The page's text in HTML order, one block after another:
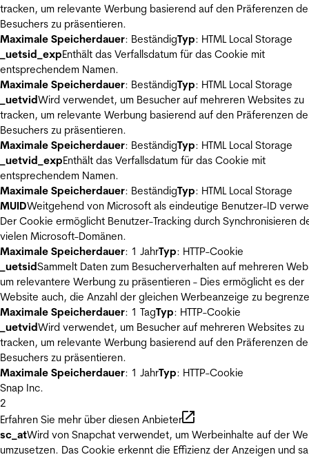
tracken, um relevante Werbung basierend auf den Präferenzen
Besuchers zu präsentieren.
Maximale Speicherdauer: BeständigTyp: HTML Local Storage
_uetsid_expEnthält das Verfallsdatum für das Cookie mit
entsprechendem Namen.
Maximale Speicherdauer: BeständigTyp: HTML Local Storage
_uetvidWird verwendet, um Besucher auf mehreren Websites zu
tracken, um relevante Werbung basierend auf den Präferenzen
Besuchers zu präsentieren.
Maximale Speicherdauer: BeständigTyp: HTML Local Storage
_uetvid_expEnthält das Verfallsdatum für das Cookie mit
entsprechendem Namen.
Maximale Speicherdauer: BeständigTyp: HTML Local Storage
MUIDWeitgehend von Microsoft als eindeutige Benutzer-ID
Der Cookie ermöglicht Benutzer-Tracking durch Synchronisieren
vielen Microsoft-Domänen.
Maximale Speicherdauer: 1 JahrTyp: HTTP-Cookie
_uetsidSammelt Daten zum Besucherverhalten auf mehreren
um relevantere Werbung zu präsentieren - Dies ermöglicht es der
Website auch, die Anzahl der gleichen Werbeanzeige zu
Maximale Speicherdauer: 1 TagTyp: HTTP-Cookie
_uetvidWird verwendet, um Besucher auf mehreren Websites zu
tracken, um relevante Werbung basierend auf den Präferenzen
Besuchers zu präsentieren.
Maximale Speicherdauer: 1 JahrTyp: HTTP-Cookie
Snap Inc.
2
Erfahren Sie mehr über diesen Anbieter
sc_atWird von Snapchat verwendet, um Werbeinhalte auf der
umzusetzen. Das Cookie erkennt die Effizienz der Anzeigen und